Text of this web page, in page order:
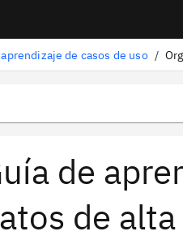
de casos de uso /
de
de